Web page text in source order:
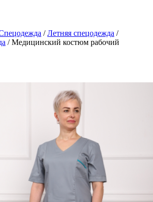
/ Летняя спецодежда /
/ Медицинский костюм рабочий